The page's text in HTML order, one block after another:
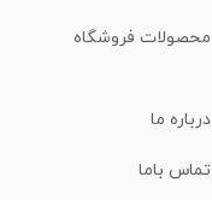
محصولات فروشگاه
درباره ما
تماس باما